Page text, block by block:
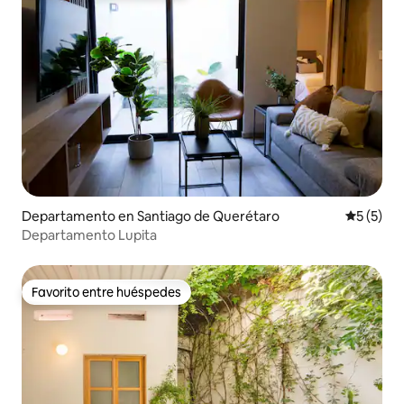
Departamento en Santiago de Querétaro
5 (5)
Departamento Lupita
Favorito entre huéspedes
Favorito entre huéspedes